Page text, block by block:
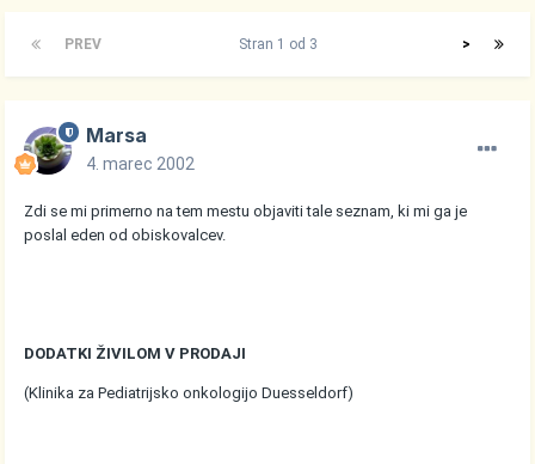
PREV >
Stran 1 od 3
Marsa
4. marec 2002
Zdi se mi primerno na tem mestu objaviti tale seznam, ki mi ga je
poslal eden od obiskovalcev.
DODATKI ŽIVILOM V PRODAJI
(Klinika za Pediatrijsko onkologijo Duesseldorf)